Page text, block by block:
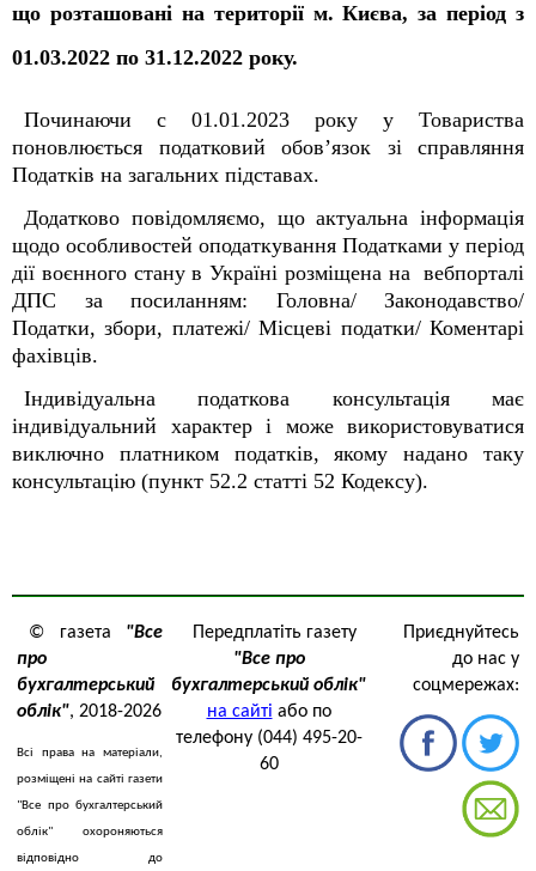
що розташовані на території м. Києва, за період з
01.03.2022 по 31.12.2022 року.
Починаючи с 01.01.2023 року у Товариства
поновлюється податковий обов’язок зі справляння
Податків на загальних підставах.
Додатково повідомляємо, що актуальна інформація
щодо особливостей оподаткування Податками у період
дії воєнного стану в Україні розміщена на вебпорталі
ДПС за посиланням: Головна/ Законодавство/
Податки, збори, платежі/ Місцеві податки/ Коментарі
фахівців.
Індивідуальна податкова консультація має
індивідуальний характер і може використовуватися
виключно платником податків, якому надано таку
консультацію (пункт 52.2 статті 52 Кодексу).
© газета "Все
про
бухгалтерський
облік", 2018-2026
Всі права на матеріали,
розміщені на сайті газети
"Все про бухгалтерський
облік" охороняються
відповідно до
Передплатіть газету
"Все про
бухгалтерський облік"
на сайті або по
телефону (044) 495-20-
60
Приєднуйтесь
до нас у
соцмережах: